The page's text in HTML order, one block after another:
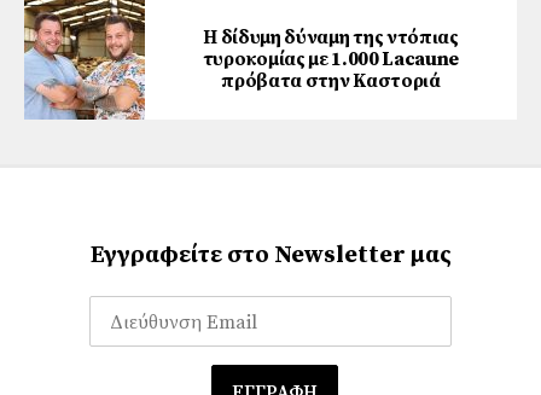
Η δίδυμη δύναμη της ντόπιας
τυροκομίας με 1.000 Lacaune
πρόβατα στην Καστοριά
Εγγραφείτε στο Newsletter μας